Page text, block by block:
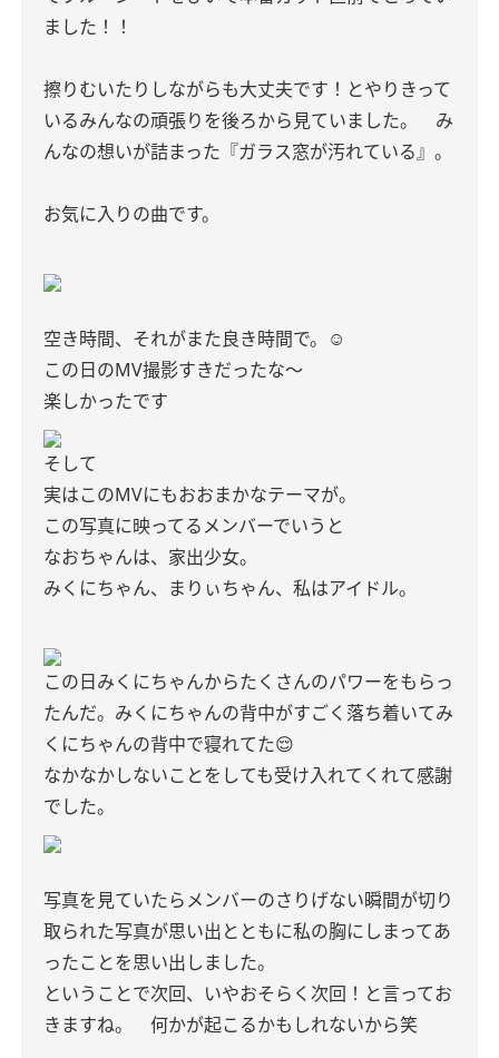
ました！！
擦りむいたりしながらも大丈夫です！とやりきって
いるみんなの頑張りを後ろから見ていました。 み
んなの想いが詰まった『ガラス窓が汚れている』。
お気に入りの曲です。
空き時間、それがまた良き時間で。☺️
この日のMV撮影すきだったな〜
楽しかったです
そして
実はこのMVにもおおまかなテーマが。
この写真に映ってるメンバーでいうと
なおちゃんは、家出少女。
みくにちゃん、まりぃちゃん、私はアイドル。
この日みくにちゃんからたくさんのパワーをもらっ
たんだ。みくにちゃんの背中がすごく落ち着いてみ
くにちゃんの背中で寝れてた😌
なかなかしないことをしても受け入れてくれて感謝
でした。
写真を見ていたらメンバーのさりげない瞬間が切り
取られた写真が思い出とともに私の胸にしまってあ
ったことを思い出しました。
ということで次回、いやおそらく次回！と言ってお
きますね。 何かが起こるかもしれないから笑